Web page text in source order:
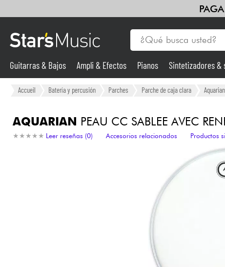
Guitarras & Bajos
Sintetizadores & samplers
Guitarras & Bajos Ampli & Efectos Pianos Sintetizadores &
Accueil Batería y percusión Parches Parche de caja clara Aquarian
AQUARIAN PEAU CC SABLEE AVEC
★ ★ ★ ★ ★
★ ★ ★ ★ ★ Leer reseñas (0) Accesorios relacionados Productos